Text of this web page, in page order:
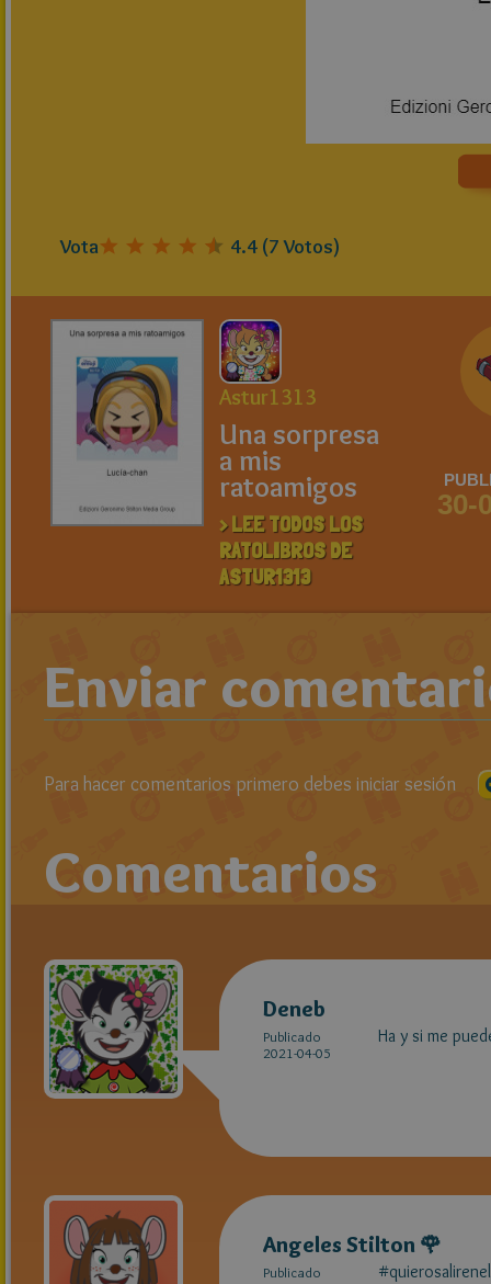
Vota 4.4 (7Votos)
Astur1313
Una sorpresa
a mis
ratoamigos
> LEE TODOS LOS
RATOLIBROS DE
ASTUR1313
30-
Enviar
Para hacer comentarios primero debes iniciar sesión
Comentarios
Deneb
Publicado
2021-04-05
Ha y si me
Angeles Stilton 🌹
Publicado